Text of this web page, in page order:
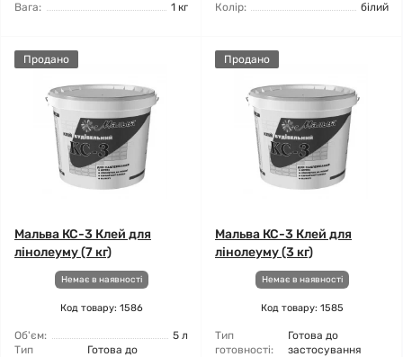
Вага:
1 кг
Колір:
білий
Продано
Мальва КС-3 Клей для
лінолеуму (7 кг)
Немає в наявності
Код товару: 1586
Об'єм:
5 л
Тип
Готова до
Продано
Мальва КС-3 Клей для
лінолеуму (3 кг)
Немає в наявності
Код товару: 1585
Тип
готовності:
Готова до
застосування